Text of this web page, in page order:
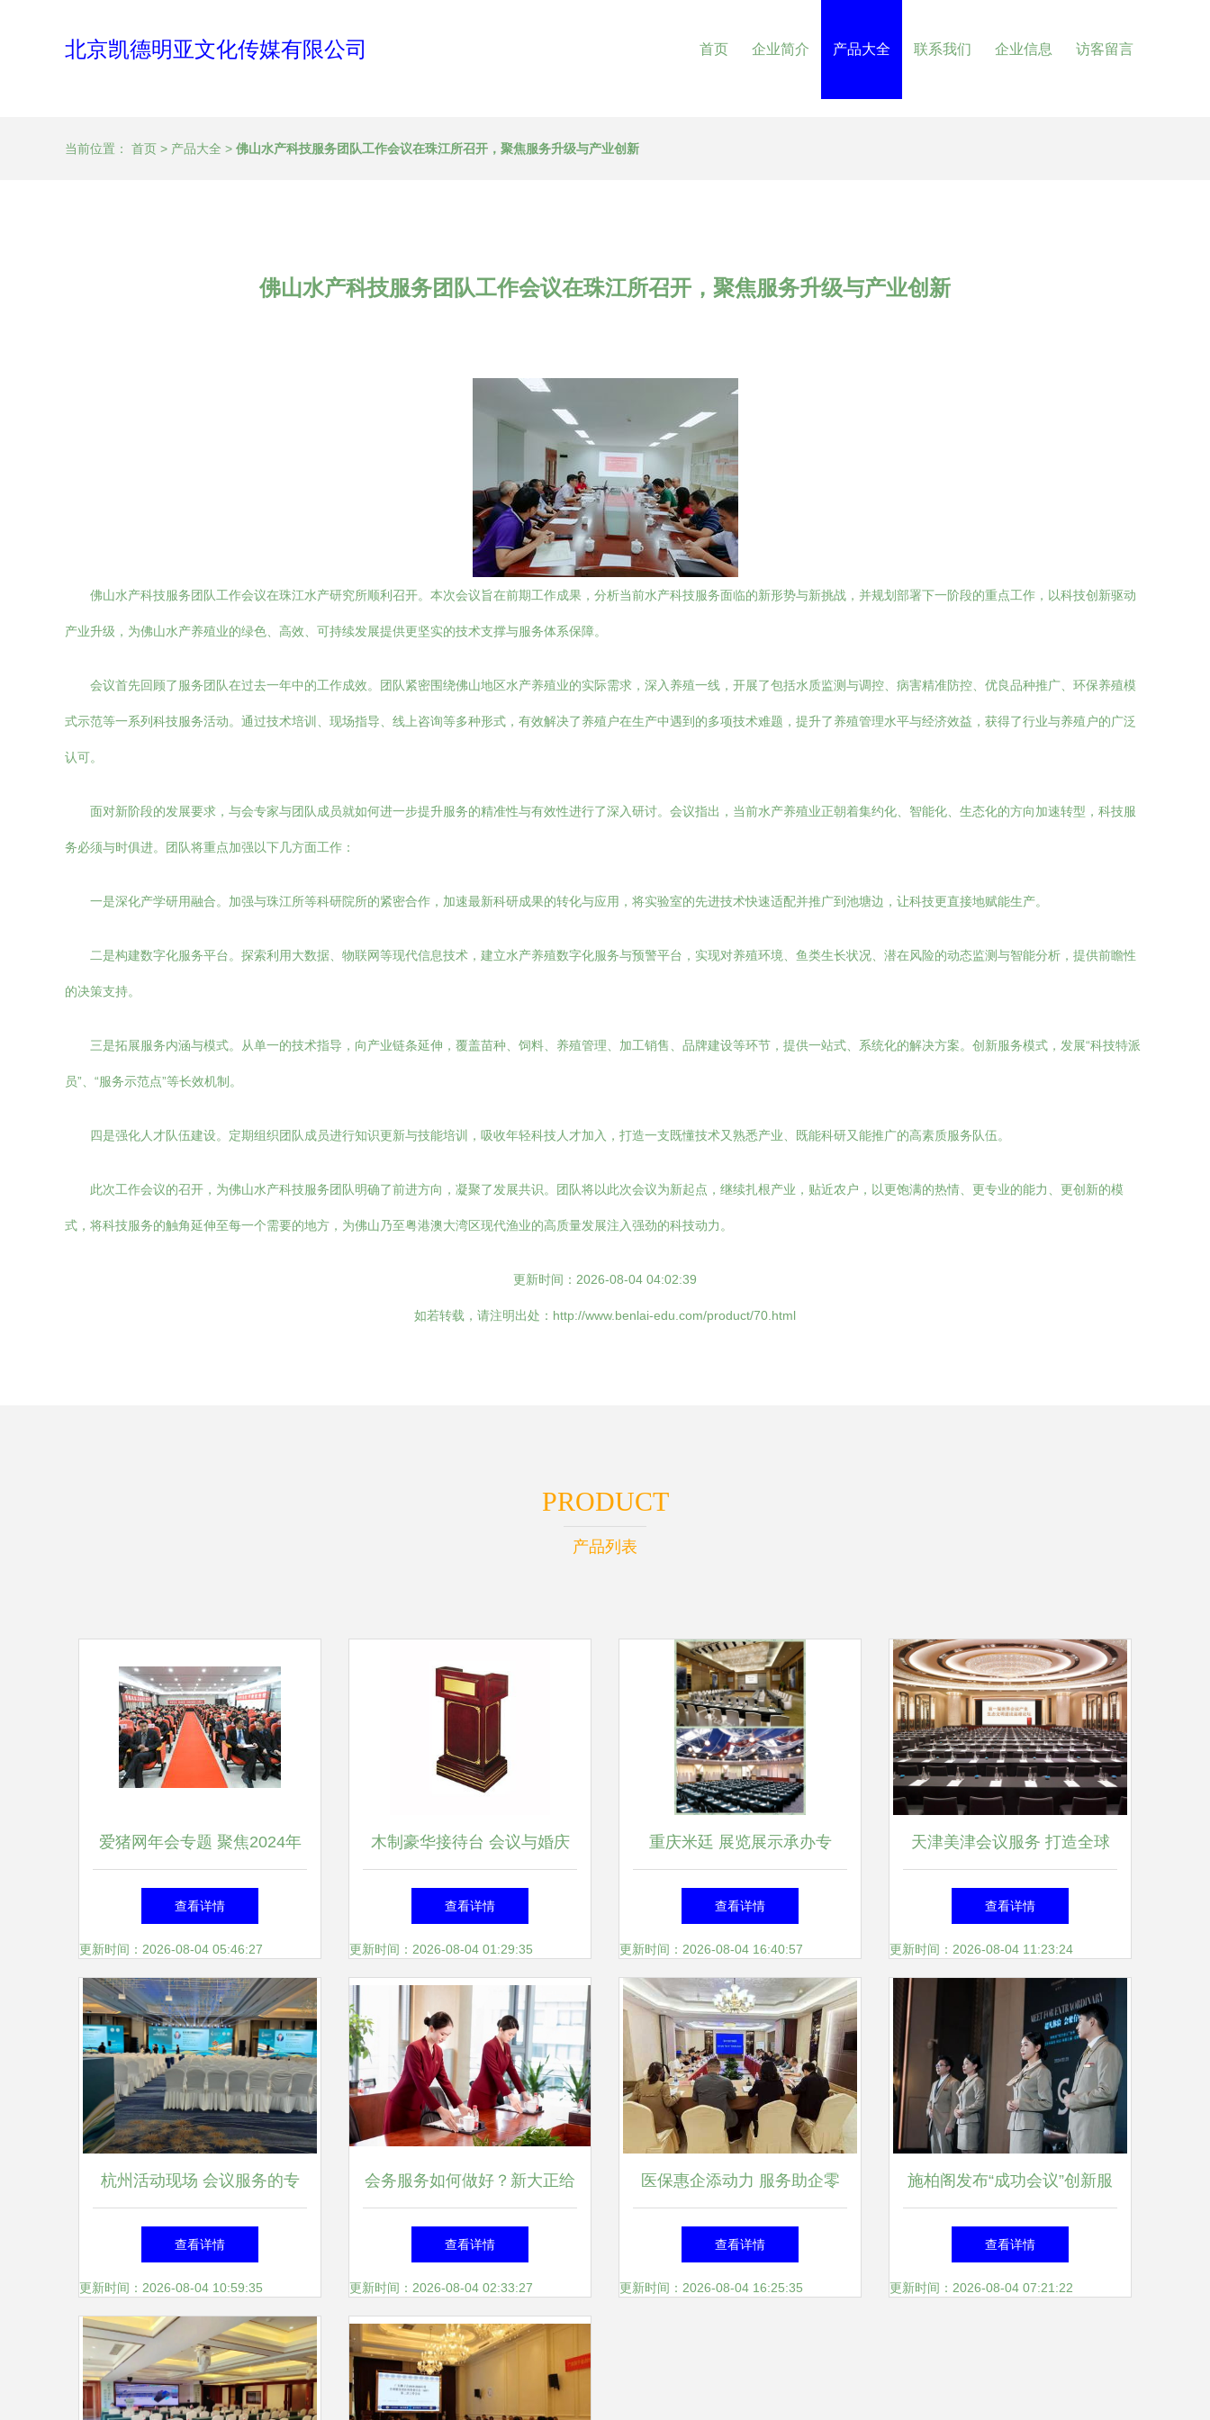
北京凯德明亚文化传媒有限公司 首页 企业简介 产品大全 联系我们 企业信息 访客留言
当前位置： 首页 > 产品大全 > 佛山水产科技服务团队工作会议在珠江所召开，聚焦服务升级与产业创新
佛山水产科技服务团队工作会议在珠江所召开，聚焦服务升级与产业创新
佛山水产科技服务团队工作会议在珠江水产研究所顺利召开。本次会议旨在前期工作成果，分析当前水产科技服务面临的新形势与新挑战，并规划部署下一阶段的重点工作，以科技创新驱动
产业升级，为佛山水产养殖业的绿色、高效、可持续发展提供更坚实的技术支撑与服务体系保障。
会议首先回顾了服务团队在过去一年中的工作成效。团队紧密围绕佛山地区水产养殖业的实际需求，深入养殖一线，开展了包括水质监测与调控、病害精准防控、优良品种推广、环保养殖模
式示范等一系列科技服务活动。通过技术培训、现场指导、线上咨询等多种形式，有效解决了养殖户在生产中遇到的多项技术难题，提升了养殖管理水平与经济效益，获得了行业与养殖户的广泛
认可。
面对新阶段的发展要求，与会专家与团队成员就如何进一步提升服务的精准性与有效性进行了深入研讨。会议指出，当前水产养殖业正朝着集约化、智能化、生态化的方向加速转型，科技服
务必须与时俱进。团队将重点加强以下几方面工作：
一是深化产学研用融合。加强与珠江所等科研院所的紧密合作，加速最新科研成果的转化与应用，将实验室的先进技术快速适配并推广到池塘边，让科技更直接地赋能生产。
二是构建数字化服务平台。探索利用大数据、物联网等现代信息技术，建立水产养殖数字化服务与预警平台，实现对养殖环境、鱼类生长状况、潜在风险的动态监测与智能分析，提供前瞻性
的决策支持。
三是拓展服务内涵与模式。从单一的技术指导，向产业链条延伸，覆盖苗种、饲料、养殖管理、加工销售、品牌建设等环节，提供一站式、系统化的解决方案。创新服务模式，发展“科技特派
员”、“服务示范点”等长效机制。
四是强化人才队伍建设。定期组织团队成员进行知识更新与技能培训，吸收年轻科技人才加入，打造一支既懂技术又熟悉产业、既能科研又能推广的高素质服务队伍。
此次工作会议的召开，为佛山水产科技服务团队明确了前进方向，凝聚了发展共识。团队将以此次会议为新起点，继续扎根产业，贴近农户，以更饱满的热情、更专业的能力、更创新的模
式，将科技服务的触角延伸至每一个需要的地方，为佛山乃至粤港澳大湾区现代渔业的高质量发展注入强劲的科技动力。
更新时间：2026-08-04 04:02:39
如若转载，请注明出处：http://www.benlai-edu.com/product/70.html
PRODUCT
产品列表
爱猪网年会专题 聚焦2024年
最新年会动态与产业走势
查看详情
更新时间：2026-08-04 05:46:27
木制豪华接待台 会议与婚庆
主持的优雅之选
查看详情
更新时间：2026-08-04 01:29:35
重庆米廷 展览展示承办专
家，助力品牌闪耀山城
查看详情
更新时间：2026-08-04 16:40:57
天津美津会议服务 打造全球
学术会议一站式管理标杆
查看详情
更新时间：2026-08-04 11:23:24
杭州活动现场 会议服务的专
业之道
查看详情
更新时间：2026-08-04 10:59:35
会务服务如何做好？新大正给
出了答案
查看详情
更新时间：2026-08-04 02:33:27
医保惠企添动力 服务助企零
距离——阆中市医保局召开医
疗保障“服务年”医保助企行座
查看详情
更新时间：2026-08-04 16:25:35
施柏阁发布“成功会议”创新服
务理念，以一站式专业方案助
力会展行业高质量发展
查看详情
更新时间：2026-08-04 07:21:22